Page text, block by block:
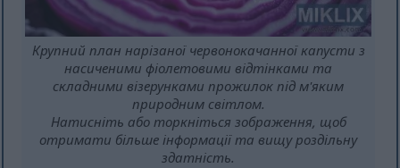
Крупний план нарізаної червонокачанної капусти з
насиченими фіолетовими відтінками та
складними візерунками прожилок під м'яким
природним світлом.
Натисніть або торкніться зображення, щоб
отримати більше інформації та вищу роздільну
здатність.